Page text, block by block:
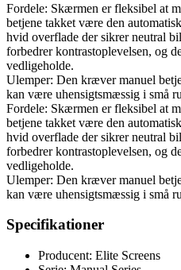
Fordele: Skærmen er fleksibel at
betjene takket være den
hvid overflade der sikrer neutral
forbedrer kontrastoplevelsen, og
vedligeholde.
Ulemper: Den kræver manuel
kan være uhensigtsmæssig i små
Fordele: Skærmen er fleksibel at
betjene takket være den
hvid overflade der sikrer neutral
forbedrer kontrastoplevelsen, og
vedligeholde.
Ulemper: Den kræver manuel
kan være uhensigtsmæssig i små
Specifikationer
Producent: Elite Screens